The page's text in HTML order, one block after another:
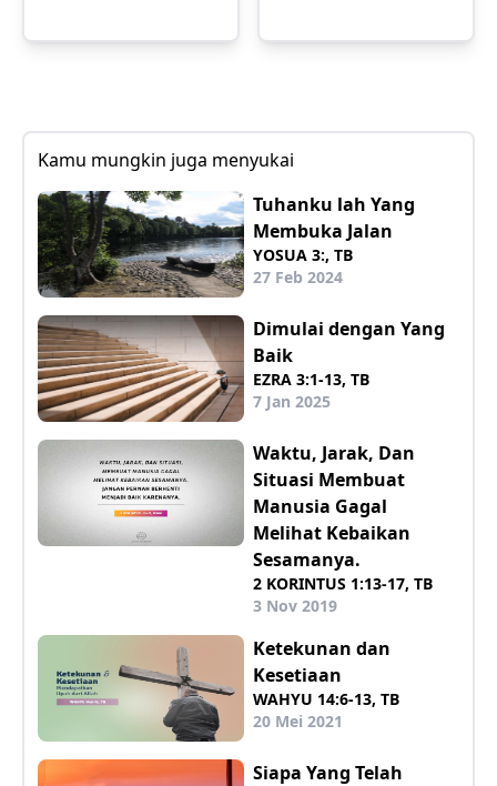
Kamu mungkin juga menyukai
Tuhanku lah Yang
Membuka Jalan
YOSUA 3:, TB
27 Feb 2024
Dimulai dengan Yang
Baik
EZRA 3:1-13, TB
7 Jan 2025
Waktu, Jarak, Dan
Situasi Membuat
Manusia Gagal
Melihat Kebaikan
Sesamanya.
2 KORINTUS 1:13-17, TB
3 Nov 2019
Ketekunan dan
Kesetiaan
WAHYU 14:6-13, TB
20 Mei 2021
Siapa Yang Telah